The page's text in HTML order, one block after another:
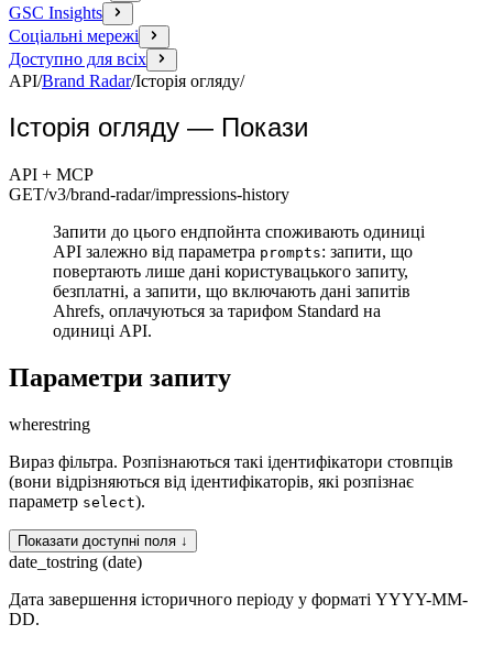
GSC Insights
Соціальні мережі
Доступно для всіх
API/Brand Radar/Історія огляду/
Історія огляду — Покази
API + MCP
GET/v3/brand-radar/impressions-history
Запити до цього ендпойнта споживають одиниці
API залежно від параметра prompts: запити, що
повертають лише дані користувацького запиту,
безплатні, а запити, що включають дані запитів
Ahrefs, оплачуються за тарифом Standard на
одиниці API.
Параметри запиту
wherestring
Вираз фільтра. Розпізнаються такі ідентифікатори стовпців
(вони відрізняються від ідентифікаторів, які розпізнає
параметр select).
Показати доступні поля ↓
date_tostring (date)
Дата завершення історичного періоду у форматі YYYY-MM-
DD.